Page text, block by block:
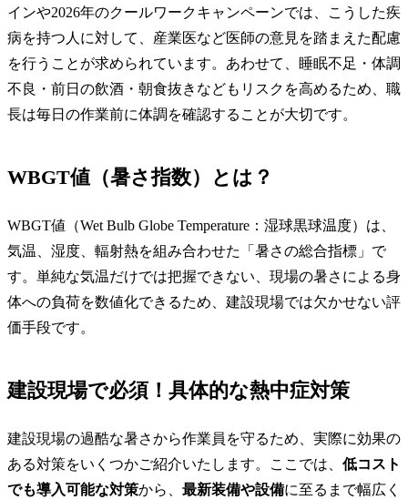
インや2026年のクールワークキャンペーンでは、こうした疾
病を持つ人に対して、産業医など医師の意見を踏まえた配慮
を行うことが求められています。あわせて、睡眠不足・体調
不良・前日の飲酒・朝食抜きなどもリスクを高めるため、職
長は毎日の作業前に体調を確認することが大切です。
WBGT値（暑さ指数）とは？
WBGT値（Wet Bulb Globe Temperature：湿球黒球温度）は、
気温、湿度、輻射熱を組み合わせた「暑さの総合指標」で
す。単純な気温だけでは把握できない、現場の暑さによる身
体への負荷を数値化できるため、建設現場では欠かせない評
価手段です。
建設現場で必須！具体的な熱中症対策
建設現場の過酷な暑さから作業員を守るため、実際に効果の
ある対策をいくつかご紹介いたします。ここでは、 低コスト
でも導入可能な対策から、 最新装備や設備に至るまで幅広く